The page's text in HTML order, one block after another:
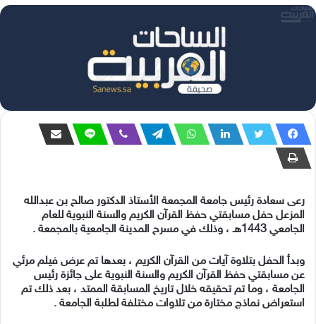
رعى سعادة رئيس جامعة المجمعة الأستاذ الدكتور صالح بن عبدالله
المزعل حفل مسابقتي حفظ القرآن الكريم والسنة النبوية للعام
الجامعي 1443هـ ، وذلك في مسرح المدينة الجامعية بالمجمعة .
وبدأ الحفل بتلاوة آيات من القرآن الكريم ، بعدها تم عرض فيلم مرئي
عن مسابقتي حفظ القرآن الكريم والسنة النبوية على جائزة رئيس
الجامعة ، وما تم تحقيقه خلال تاريخ المسابقة الممتد ، بعد ذلك تم
استعراض نماذج مختارة من تلاوات مختلفة لطلبة الجامعة .